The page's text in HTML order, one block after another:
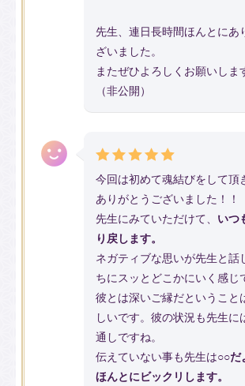
先生、連日長時間ほんとにあ
ざいました。
またぜひよろしくお願いしま
（非公開）
今回は初めて魂結びをして頂
ありがとうございました！！
先生にみていただけて、 いつ
り戻します。
ネガティブな思いが先生と話
ちにスッとどこかにいく感じ
彼とは深いご縁だということ
しいです。彼の状況も先生に
通しですね。
伝えていない事も先生は○○
ほんとにビックリします。